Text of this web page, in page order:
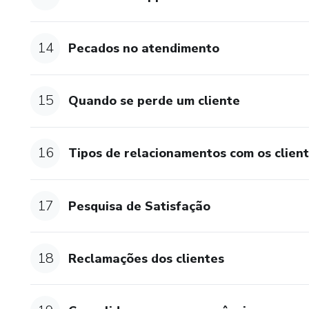
14 Pecados no atendimento
15 Quando se perde um cliente
16 Tipos de relacionamentos com os
17 Pesquisa de Satisfação
18 Reclamações dos clientes